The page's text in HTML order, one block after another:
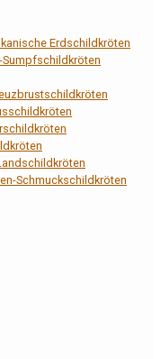
Erdschildkröten
Sumpfschildkröten
Schmuckschildkröten